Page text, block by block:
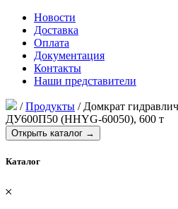
Новости
Доставка
Оплата
Документация
Контакты
Наши представители
/Продукты / Домкрат
ДУ600П50 (HHYG-60050), 600 т
Открыть каталог →
Каталог
𐄂